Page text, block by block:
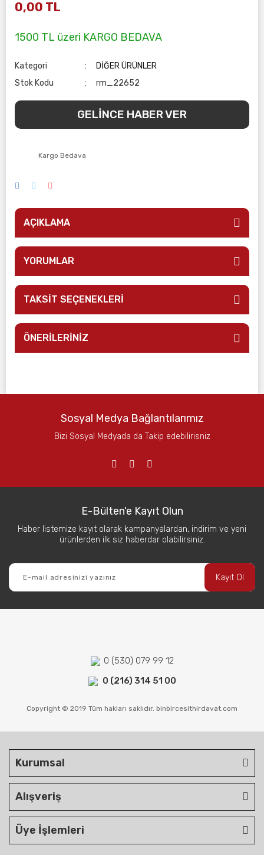
0,00 TL
1500 TL üzeri KARGO BEDAVA
Kategori
DİĞER ÜRÜNLER
Stok Kodu
rm_22652
GELİNCE HABER VER
Kargo Bedava
AÇIKLAMA
YORUMLAR
TAKSİT SEÇENEKLERİ
ÖNERİLERİNİZ
Sosyal Medya Bağlantılarımız
Bizi Sosyal Medyada da Takip edebilirisniz
E-Bülten'e Kayıt Olun
Haber listemize kayıt olarak kampanyalardan, indirim ve yeni
ürünlerden ilk siz haberdar olabilirsiniz.
Kayıt Ol
0 (530) 079 99 12
0 (216) 314 51 00
Copyright © 2019 Tüm hakları saklıdır. binbircesithirdavat.com
Kurumsal
Alışveriş
Üye İşlemleri